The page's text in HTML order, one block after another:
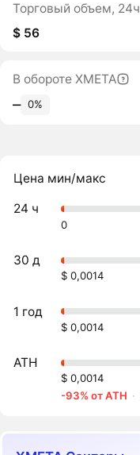
Торговый объем, 24ч
$ 56
В обороте XMETA
‒ 0%
Цена мин/макс
24 ч
0
30 д
$ 0,0014
1 год
$ 0,0014
ATH
$ 0,0014
-93% от ATH ·